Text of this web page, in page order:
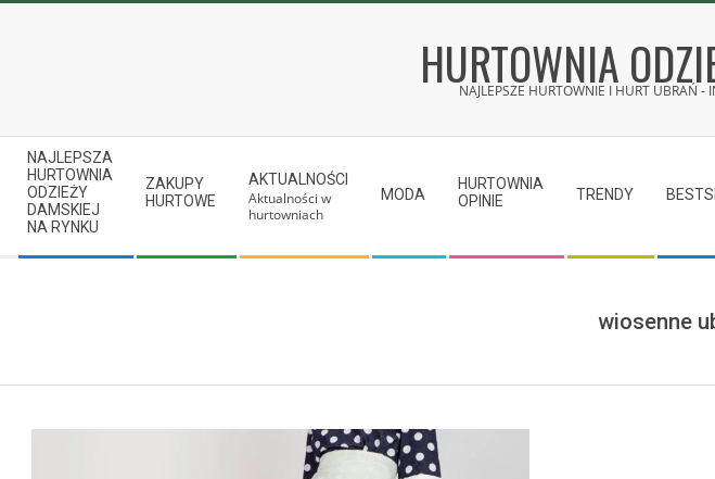
HURTOWNIA
NAJLEPSZE HURTOWNIE I HURT UBRAŃ
Secondary
Navigation
Menu
NAJLEPSZA
HURTOWNIA
ODZIEŻY
DAMSKIEJ
NA RYNKU
ZAKUPY
HURTOWE
AKTUALNOŚCI
Aktualności w
hurtowniach
MODA
HURTOWNIA
OPINIE
TRENDY
wiosenne